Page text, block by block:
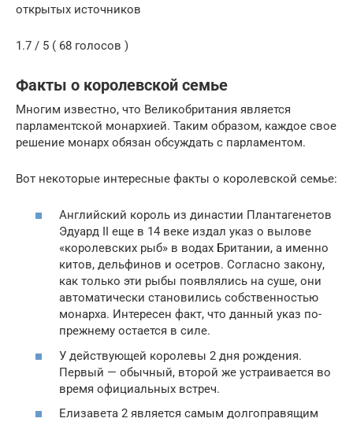
открытых источников
1.7 / 5 ( 68 голосов )
Факты о королевской семье
Многим известно, что Великобритания является
парламентской монархией. Таким образом, каждое свое
решение монарх обязан обсуждать с парламентом.
Вот некоторые интересные факты о королевской семье:
Английский король из династии Плантагенетов
Эдуард II еще в 14 веке издал указ о вылове
«королевских рыб» в водах Британии, а именно
китов, дельфинов и осетров. Согласно закону,
как только эти рыбы появлялись на суше, они
автоматически становились собственностью
монарха. Интересен факт, что данный указ по-
прежнему остается в силе.
У действующей королевы 2 дня рождения.
Первый — обычный, второй же устраивается во
время официальных встреч.
Елизавета 2 является самым долгоправящим